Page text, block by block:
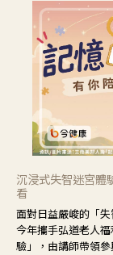
沉浸式失智迷宮體
看
面對日益嚴峻的「
今年攜手弘道老人福利基金
驗」，由講師帶領